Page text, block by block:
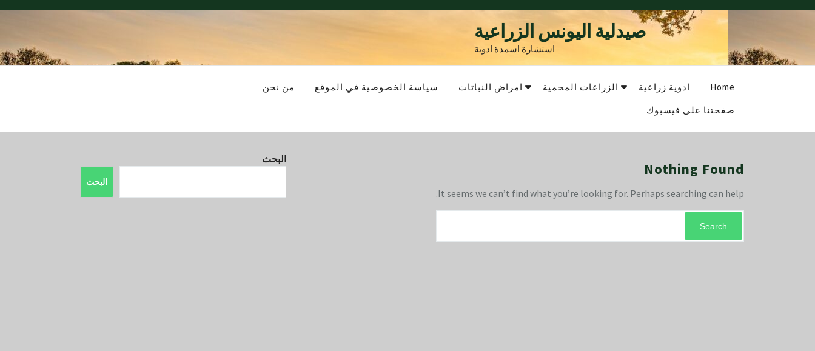
صيدلية اليونس الزراعية
استشارة اسمدة ادوية
Home ادوية زراعية الزراعات المحمية امراض النباتات سياسة الخصوصية في الموقع
من نحن
صفحتنا على فيسبوك
Nothing Found
It seems we can’t find what you’re looking for. Perhaps searching can help.
Search
البحث
البحث